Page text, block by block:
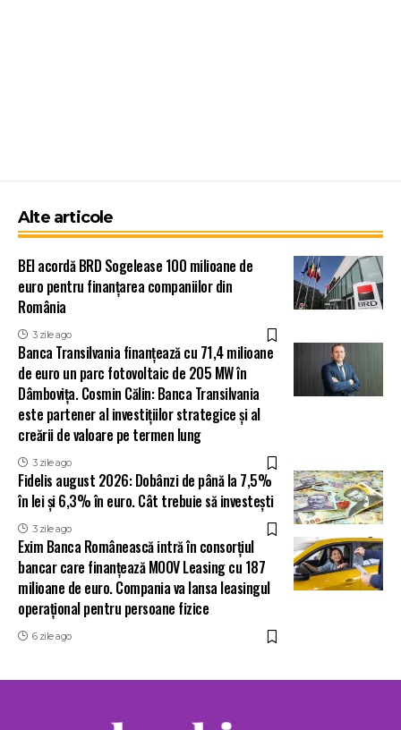
Alte articole
BEI acordă BRD Sogelease 100 milioane de
euro pentru finanțarea companiilor din
România
3 zile ago
Banca Transilvania finanțează cu 71,4 milioane
de euro un parc fotovoltaic de 205 MW în
Dâmbovița. Cosmin Călin: Banca Transilvania
este partener al investițiilor strategice și al
creării de valoare pe termen lung
3 zile ago
Fidelis august 2026: Dobânzi de până la 7,5%
în lei și 6,3% în euro. Cât trebuie să investești
3 zile ago
Exim Banca Românească intră în consorțiul
bancar care finanțează MOOV Leasing cu 187
milioane de euro. Compania va lansa leasingul
operațional pentru persoane fizice
6 zile ago